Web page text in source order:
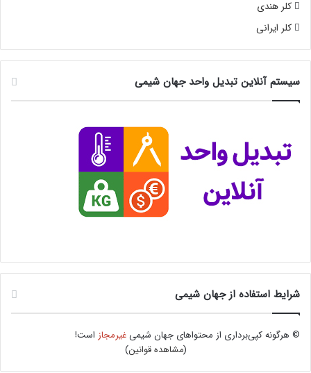
کلر هندی
کلر ایرانی
سیستم آنلاین تبدیل واحد جهان شیمی
شرایط استفاده از جهان شیمی
© هرگونه کپی‌برداری از محتواهای جهان شیمیغیرمجاز است!
(مشاهده قوانین)